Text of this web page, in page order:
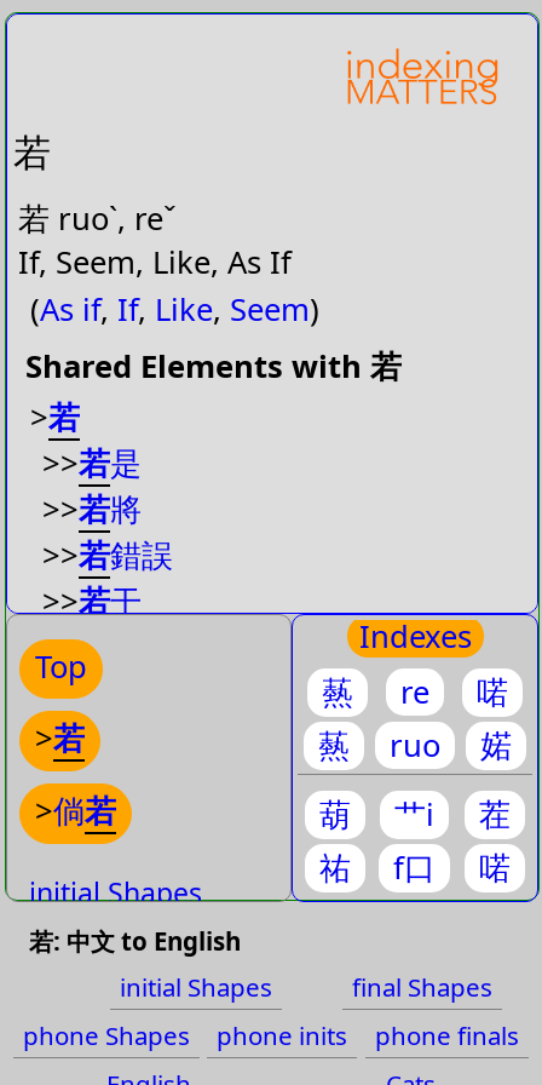
若
若 ruoˋ, reˇ
If, Seem, Like, As If
(As if, If, Like, Seem)
Shared Elements with 若
>若
>>若是
>>若將
>>若錯誤
>>若干
>>若
>>若
>>若
>>愛財
>>學生
準備好老師自會出現
>>你若
>>冷若
冰霜
若 無物
>>
若絲
>>愛才若命
Top
>若
>倘若
initial Shapes
final Shapes
phone Shapes
phone inits
Indexes
爇
re
喏
爇
ruo
婼
葫
艹i
茬
祐
f口 喏
若: 中文 to English
initial Shapes
final Shapes
phone Shapes
phone inits
phone finals